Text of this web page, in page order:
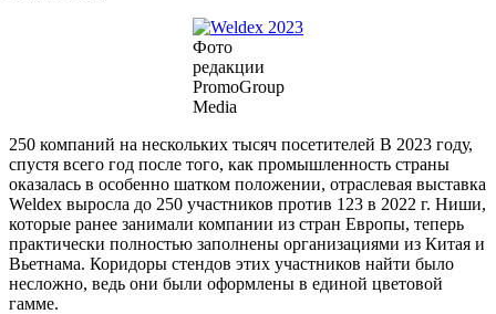
Фото
редакции
PromoGroup
Media
250 компаний на нескольких тысяч посетителей В 2023 году,
спустя всего год после того, как промышленность страны
оказалась в особенно шатком положении, отраслевая выставка
Weldex выросла до 250 участников против 123 в 2022 г. Ниши,
которые ранее занимали компании из стран Европы, теперь
практически полностью заполнены организациями из Китая и
Вьетнама. Коридоры стендов этих участников найти было
несложно, ведь они были оформлены в единой цветовой
гамме.